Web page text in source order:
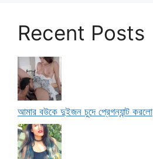
Recent Posts
আমার বউকে দুইজন চুদে প্রেগন্যান্ট করলো